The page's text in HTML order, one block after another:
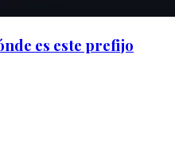
es este prefijo